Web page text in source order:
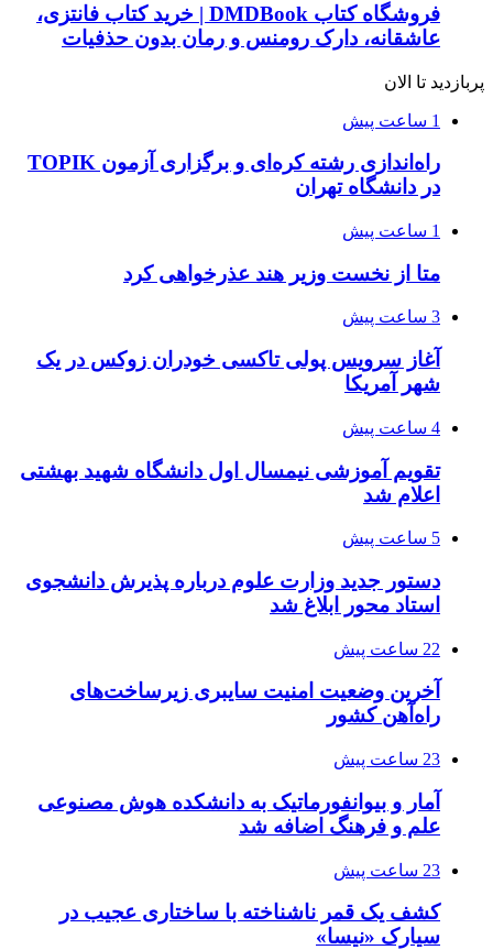
فروشگاه کتاب DMDBook | خرید کتاب فانتزی،
عاشقانه، دارک رومنس و رمان بدون حذفیات
پربازدید تا الان
1 ساعت پیش
راه‌اندازی رشته کره‌ای و برگزاری آزمون TOPIK
در دانشگاه تهران
1 ساعت پیش
متا از نخست وزیر هند عذرخواهی کرد
3 ساعت پیش
آغاز سرویس پولی تاکسی خودران زوکس در یک
شهر آمریکا
4 ساعت پیش
تقویم آموزشی نیمسال اول دانشگاه شهید بهشتی
اعلام شد
5 ساعت پیش
دستور جدید وزارت علوم درباره پذیرش دانشجوی
استاد محور ابلاغ شد
22 ساعت پیش
آخرین وضعیت امنیت سایبری زیرساخت‌های
راه‌آهن کشور
23 ساعت پیش
آمار و بیوانفورماتیک به دانشکده هوش مصنوعی
علم و فرهنگ اضافه شد
23 ساعت پیش
کشف یک قمر ناشناخته با ساختاری عجیب در
سیارک «نیسا»